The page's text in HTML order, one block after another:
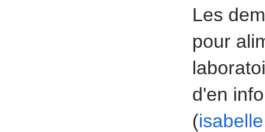
Les
pour
d'en
(